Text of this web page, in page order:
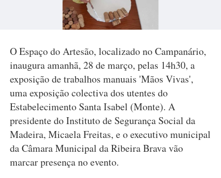
O Espaço do Artesão, localizado no Campanário,
inaugura amanhã, 28 de março, pelas 14h30, a
exposição de trabalhos manuais 'Mãos Vivas',
uma exposição colectiva dos utentes do
Estabelecimento Santa Isabel (Monte). A
presidente do Instituto de Segurança Social da
Madeira, Micaela Freitas, e o executivo municipal
da Câmara Municipal da Ribeira Brava vão
marcar presença no evento.